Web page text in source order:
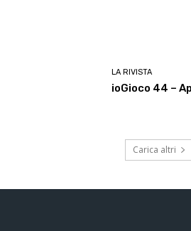
LA RIVISTA
ioGioco 44 –
Carica altri